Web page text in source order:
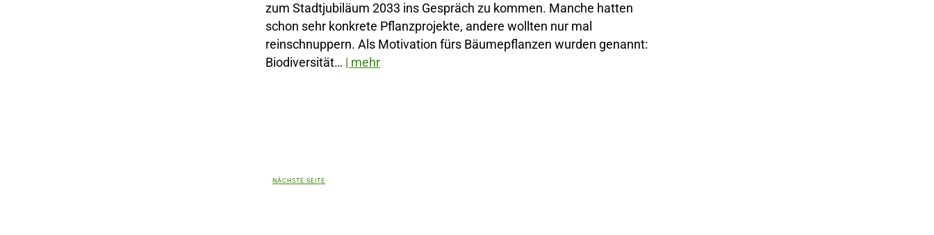
zum Stadtjubiläum 2033 ins Gespräch zu kommen. Manche hatten
schon sehr konkrete Pflanzprojekte, andere wollten nur mal
reinschnuppern. Als Motivation fürs Bäumepflanzen wurden genannt:
Biodiversität… | mehr
NÄCHSTE SEITE